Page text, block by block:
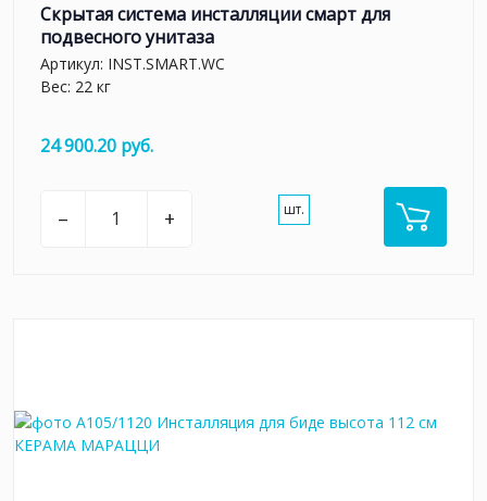
Скрытая система инсталляции смарт для
подвесного унитаза
Артикул: INST.SMART.WC
Вес: 22 кг
24 900.20 руб.
– + шт.